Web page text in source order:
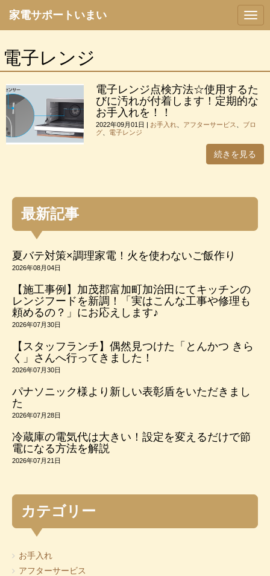
N
a
t
o
n
家電サポートいまい
電子レンジ
電子レンジ点検方法☆使用するた
びに汚れが付着します！定期的な
お手入れを！！
2022年09月01日 | お手入れ アフターサービス
ブロ
グ
電子レンジ
続きを見る
最新記事
夏バテ対策×調理家電！火を使わないご飯作り
2026年08月04日
【施工事例】加茂郡富加町加治田にてキッチンの
レンジフードを新調！「実はこんな工事や修理も
頼めるの？」にお応えします♪
2026年07月30日
【スタッフランチ】偶然見つけた「とんかつ きら
く」さんへ行ってきました！
2026年07月30日
パナソニック様より新しい表彰盾をいただきまし
た
2026年07月28日
冷蔵庫の電気代は大きい！設定を変えるだけで節
電になる方法を解説
2026年07月21日
カテゴリー
お手入れ
アフターサービス